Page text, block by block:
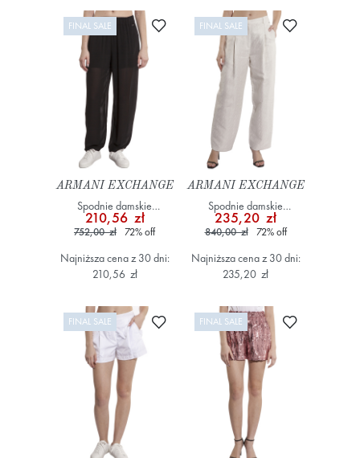
FINAL SALE Dodaj do ulubionych
ARMANI EXCHANGE
Spodnie damskie
XW000179 AF12741
Czarny
210,56 zł
752,00 zł 72%off
Najniższa cena z 30 dni:
210,56 zł
FINAL SALE Dodaj do
ARMANI EXCHANGE
Spodnie damskie
XW000564 AF12058 Biały
235,20 zł
840,00 zł 72%off
Najniższa cena z 30 dni:
235,20 zł
FINAL SALE Dodaj do ulubionych
FINAL SALE Dodaj do